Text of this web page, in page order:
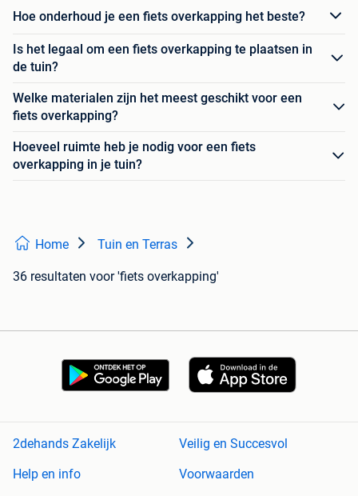
Hoe onderhoud je een fiets overkapping het beste?
Is het legaal om een fiets overkapping te plaatsen in
de tuin?
Welke materialen zijn het meest geschikt voor een
fiets overkapping?
Hoeveel ruimte heb je nodig voor een fiets
overkapping in je tuin?
Home Tuin en Terras
36 resultaten voor 'fiets overkapping'
2dehands Zakelijk
Veilig en Succesvol
Help en info
Voorwaarden